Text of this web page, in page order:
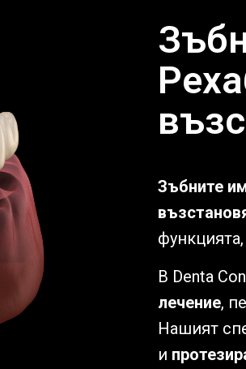
Зъбните
В Denta
лечение,
Нашият
и